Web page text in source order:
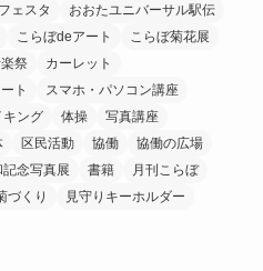
ェスタ
おおたユニバーサル駅伝
こらぼdeアート
こらぼ菊花展
祭
カーレット
ト
スマホ・パソコン講座
キング 体操
写真講座
区民活動 協働
協働の広場
記念写真展 書籍
月刊こらぼ
づくり
見守りキーホルダー